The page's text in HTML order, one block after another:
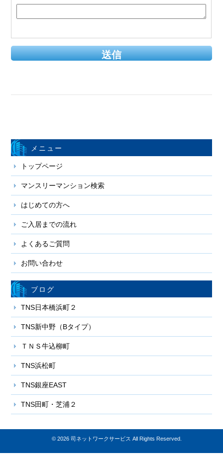
メニュー
トップページ
マンスリーマンション検索
はじめての方へ
ご入居までの流れ
よくあるご質問
お問い合わせ
ブログ
TNS日本橋浜町２
TNS新中野（Bタイプ）
ＴＮＳ牛込柳町
TNS浜松町
TNS銀座EAST
TNS田町・芝浦２
© 2026 司ネットワークサービス All Rights Reserved.